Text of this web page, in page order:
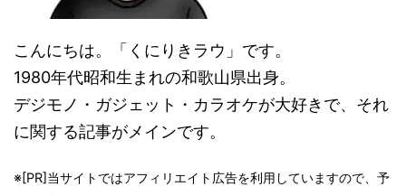
こんにちは。「くにりきラウ」です。
1980年代昭和生まれの和歌山県出身。
デジモノ・ガジェット・カラオケが大好きで、それ
に関する記事がメインです。
※[PR]当サイトではアフィリエイト広告を利用していますので、予